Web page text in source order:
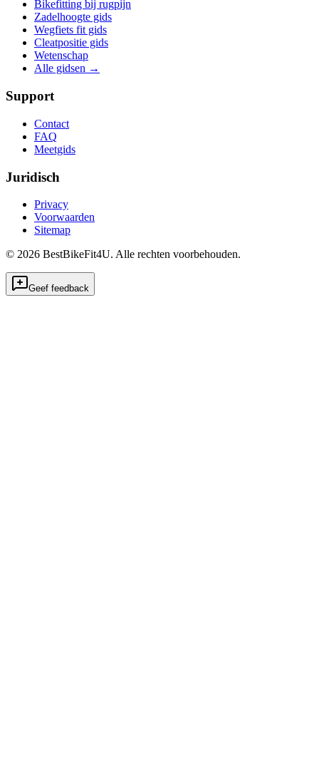
Bikefitting bij rugpijn
Zadelhoogte gids
Wegfiets fit gids
Cleatpositie gids
Wetenschap
Alle gidsen →
Support
Contact
FAQ
Meetgids
Juridisch
Privacy
Voorwaarden
Sitemap
© 2026 BestBikeFit4U. Alle rechten voorbehouden.
Geef feedback